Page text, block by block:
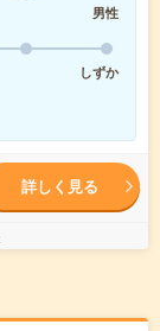
男性
しずか
詳しく見る